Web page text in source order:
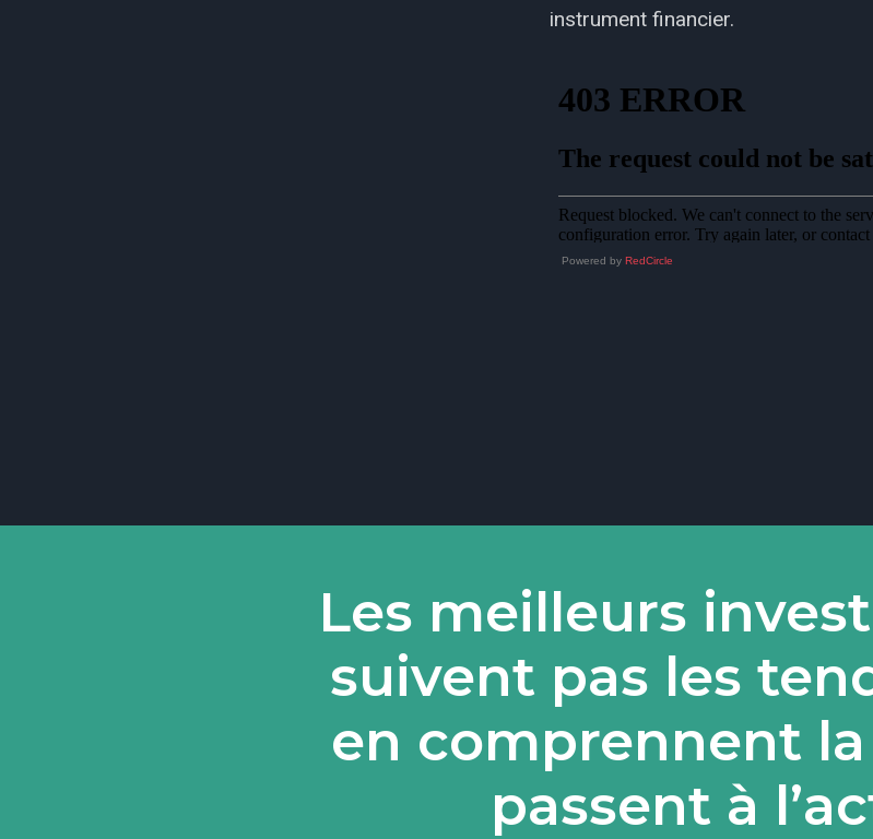
instrument financier.
Powered byRedCircle
Les meilleurs
suivent pas les
en comprennent
passent à